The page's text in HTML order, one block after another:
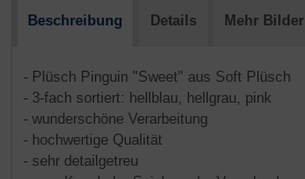
Beschreibung Details Mehr Bilder
- Plüsch Pinguin "Sweet" aus Soft Plüsch
- 3-fach sortiert: hellblau, hellgrau, pink
- wunderschöne Verarbeitung
- hochwertige Qualität
- sehr detailgetreu